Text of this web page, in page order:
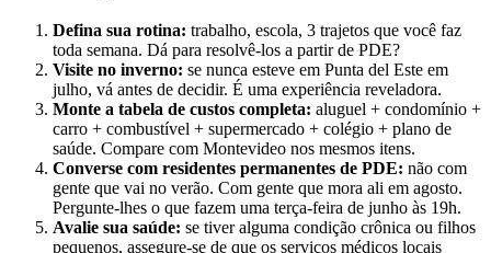
Defina sua rotina: trabalho, escola, 3 trajetos que você faz
toda semana. Dá para resolvê-los a partir de PDE?
Visite no inverno: se nunca esteve em Punta del Este em
julho, vá antes de decidir. É uma experiência reveladora.
Monte a tabela de custos completa: aluguel + condomínio +
carro + combustível + supermercado + colégio + plano de
saúde. Compare com Montevideo nos mesmos itens.
Converse com residentes permanentes de PDE: não com
gente que vai no verão. Com gente que mora ali em agosto.
Pergunte-lhes o que fazem uma terça-feira de junho às 19h.
Avalie sua saúde: se tiver alguma condição crônica ou filhos
pequenos, assegure-se de que os serviços médicos locais